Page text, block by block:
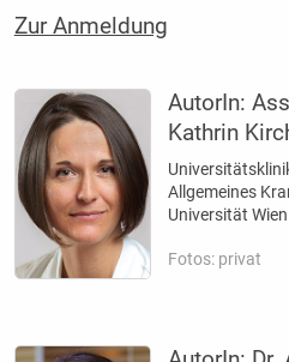
Zur Anmeldung
AutorIn:
Kathrin
Allgemeines
Universität Wien
Fotos: privat